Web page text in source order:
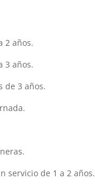
2 años.
3 años.
de 3 años.
servicio de 1 a 2 años.